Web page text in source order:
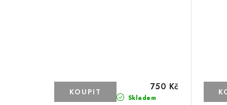
Skladem
750 Kč